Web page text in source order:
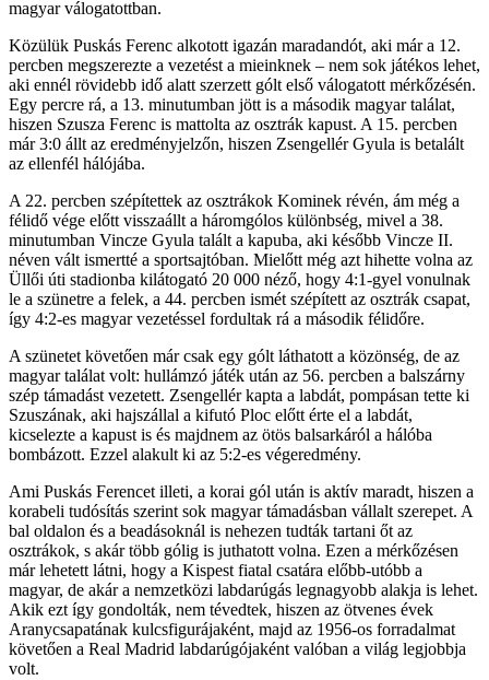
magyar válogatottban.
Közülük Puskás Ferenc alkotott igazán maradandót, aki már a 12.
percben megszerezte a vezetést a mieinknek – nem sok játékos lehet,
aki ennél rövidebb idő alatt szerzett gólt első válogatott mérkőzésén.
Egy percre rá, a 13. minutumban jött is a második magyar találat,
hiszen Szusza Ferenc is mattolta az osztrák kapust. A 15. percben
már 3:0 állt az eredményjelzőn, hiszen Zsengellér Gyula is betalált
az ellenfél hálójába.
A 22. percben szépítettek az osztrákok Kominek révén, ám még a
félidő vége előtt visszaállt a háromgólos különbség, mivel a 38.
minutumban Vincze Gyula talált a kapuba, aki később Vincze II.
néven vált ismertté a sportsajtóban. Mielőtt még azt hihette volna az
Üllői úti stadionba kilátogató 20 000 néző, hogy 4:1-gyel vonulnak
le a szünetre a felek, a 44. percben ismét szépített az osztrák csapat,
így 4:2-es magyar vezetéssel fordultak rá a második félidőre.
A szünetet követően már csak egy gólt láthatott a közönség, de az
magyar találat volt: hullámzó játék után az 56. percben a balszárny
szép támadást vezetett. Zsengellér kapta a labdát, pompásan tette ki
Szuszának, aki hajszállal a kifutó Ploc előtt érte el a labdát,
kicselezte a kapust is és majdnem az ötös balsarkáról a hálóba
bombázott. Ezzel alakult ki az 5:2-es végeredmény.
Ami Puskás Ferencet illeti, a korai gól után is aktív maradt, hiszen a
korabeli tudósítás szerint sok magyar támadásban vállalt szerepet. A
bal oldalon és a beadásoknál is nehezen tudták tartani őt az
osztrákok, s akár több gólig is juthatott volna. Ezen a mérkőzésen
már lehetett látni, hogy a Kispest fiatal csatára előbb-utóbb a
magyar, de akár a nemzetközi labdarúgás legnagyobb alakja is lehet.
Akik ezt így gondolták, nem tévedtek, hiszen az ötvenes évek
Aranycsapatának kulcsfigurájaként, majd az 1956-os forradalmat
követően a Real Madrid labdarúgójaként valóban a világ legjobbja
volt.